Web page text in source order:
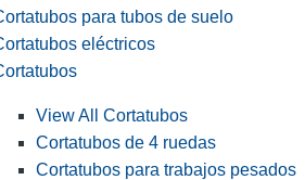
para tubos de suelo
eléctricos
View All Cortatubos
Cortatubos de 4 ruedas
Cortatubos para trabajos pesados